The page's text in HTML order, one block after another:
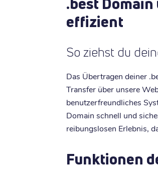
effizient
So ziehst du
Das Übertragen deiner
Transfer über unsere
benutzerfreundliches
Domain schnell und
reibungslosen Erlebnis,
Funktionen